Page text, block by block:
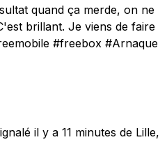
quand ça merde, on ne
brillant. Je viens de faire
#freebox #Arnaque
il y a 11 minutes de Lille,